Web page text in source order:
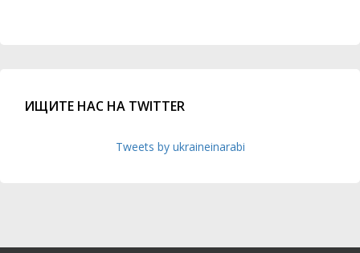
ИЩИТЕ НАС НА TWITTER
Tweets by ukraineinarabi